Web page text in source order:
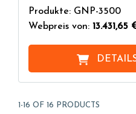
Produkte: GNP-3500
Webpreis von: 13.431,65
1-16 OF 16 PRODUCTS